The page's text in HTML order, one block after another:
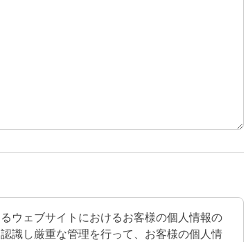
ウェブサイトにおけるお客様の個人情報の
識し厳重な管理を行って、お客様の個人情